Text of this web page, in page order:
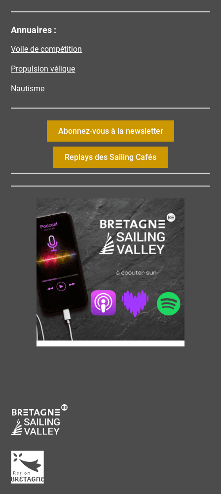
Annuaires :
Voile de compétition
Propulsion vélique
Nautisme
Abonnez-vous à la newsletter
Replays des Sailing Cafés